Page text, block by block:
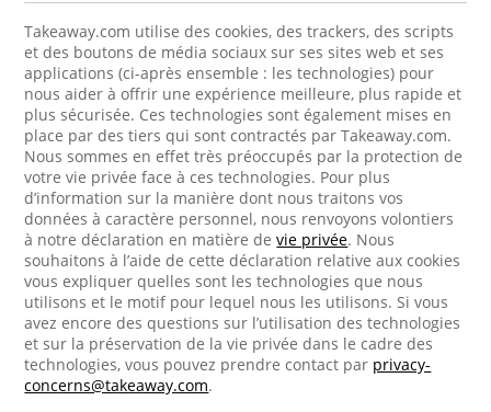
Takeaway.com utilise des cookies, des trackers, des scripts
et des boutons de média sociaux sur ses sites web et ses
applications (ci-après ensemble : les technologies) pour
nous aider à offrir une expérience meilleure, plus rapide et
plus sécurisée. Ces technologies sont également mises en
place par des tiers qui sont contractés par Takeaway.com.
Nous sommes en effet très préoccupés par la protection de
votre vie privée face à ces technologies. Pour plus
d’information sur la manière dont nous traitons vos
données à caractère personnel, nous renvoyons volontiers
à notre déclaration en matière devie privée. Nous
souhaitons à l’aide de cette déclaration relative aux cookies
vous expliquer quelles sont les technologies que nous
utilisons et le motif pour lequel nous les utilisons. Si vous
avez encore des questions sur l’utilisation des technologies
et sur la préservation de la vie privée dans le cadre des
technologies, vous pouvez prendre contact par privacy-
concerns@takeaway.com.